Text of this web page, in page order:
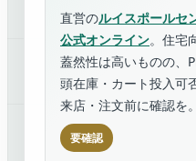
直営のルイスポールセ
公式オンライン。住宅
蓋然性は高いものの、
頭在庫・カート投入可
来店・注文前に確認を。
要確認